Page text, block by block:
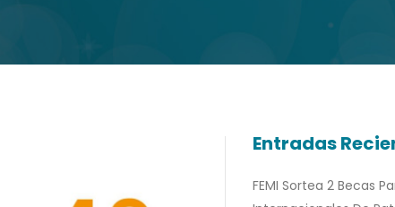
Entradas
FEMI Sortea 2 Becas